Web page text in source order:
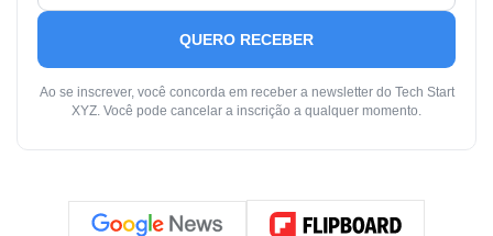
QUERO RECEBER
Ao se inscrever, você concorda em receber a newsletter do Tech Start
XYZ. Você pode cancelar a inscrição a qualquer momento.